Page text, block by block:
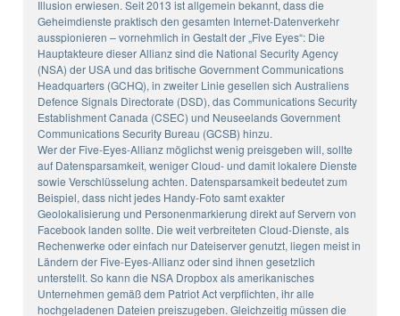
Illusion erwiesen. Seit 2013 ist allgemein bekannt, dass die
Geheimdienste praktisch den gesamten Internet-Datenverkehr
ausspionieren – vornehmlich in Gestalt der „Five Eyes“: Die
Hauptakteure dieser Allianz sind die National Security Agency
(NSA) der USA und das britische Government Communications
Headquarters (GCHQ), in zweiter Linie gesellen sich Australiens
Defence Signals Directorate (DSD), das Communications Security
Establishment Canada (CSEC) und Neuseelands Government
Communications Security Bureau (GCSB) hinzu.
Wer der Five-Eyes-Allianz möglichst wenig preisgeben will, sollte
auf Datensparsamkeit, weniger Cloud- und damit lokalere Dienste
sowie Verschlüsselung achten. Datensparsamkeit bedeutet zum
Beispiel, dass nicht jedes Handy-Foto samt exakter
Geolokalisierung und Personenmarkierung direkt auf Servern von
Facebook landen sollte. Die weit verbreiteten Cloud-Dienste, als
Rechenwerke oder einfach nur Dateiserver genutzt, liegen meist in
Ländern der Five-Eyes-Allianz oder sind ihnen gesetzlich
unterstellt. So kann die NSA Dropbox als amerikanisches
Unternehmen gemäß dem Patriot Act verpflichten, ihr alle
hochgeladenen Dateien preiszugeben. Gleichzeitig müssen die